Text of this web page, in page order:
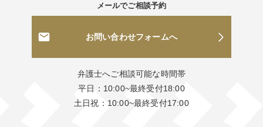
メールでご相談予約
お問い合わせフォームへ
弁護士へご相談可能な時間帯
平日：10:00~最終受付18:00
土日祝：10:00~最終受付17:00